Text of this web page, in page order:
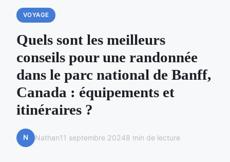
VOYAGE
Quels sont les meilleurs
conseils pour une randonnée
dans le parc national de Banff,
Canada : équipements et
itinéraires ?
N Nathan11 septembre 20248 min de lecture